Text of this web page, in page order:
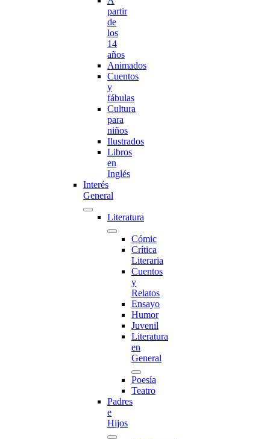
partir
de
los
14
años
Animados
Cuentos
y
fábulas
Cultura
para
niños
Ilustrados
Libros
en
Inglés
Interés
General
Literatura
Cómic
Crítica
Literaria
Cuentos
y
Relatos
Ensayo
Humor
Juvenil
Literatura
en
General
Poesía
Teatro
Padres
e
Hijos